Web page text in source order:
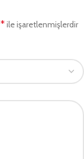
*ile işaretlenmişlerdir